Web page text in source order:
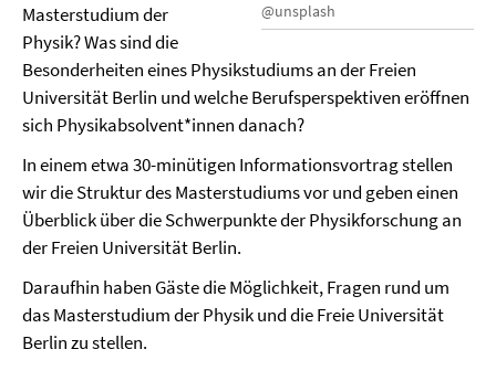
@unsplash
Masterstudium der
Physik? Was sind die
Besonderheiten eines Physikstudiums an der Freien
Universität Berlin und welche Berufsperspektiven eröffnen
sich Physikabsolvent*innen danach?
In einem etwa 30-minütigen Informationsvortrag stellen
wir die Struktur des Masterstudiums vor und geben einen
Überblick über die Schwerpunkte der Physikforschung an
der Freien Universität Berlin.
Daraufhin haben Gäste die Möglichkeit, Fragen rund um
das Masterstudium der Physik und die Freie Universität
Berlin zu stellen.